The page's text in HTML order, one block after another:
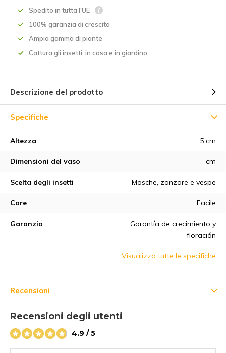
Spedito in tutta l'UE
100% garanzia di crescita
Ampia gamma di piante
Cattura gli insetti: in casa e in giardino
Descrizione del prodotto
Specifiche
Altezza 5 cm
Dimensioni del vaso cm
Scelta degli insetti Mosche, zanzare e vespe
Care Facile
Garanzia
Garantía de crecimiento y
floración
Visualizza tutte le specifiche
Recensioni
Recensioni degli utenti
4.9 / 5